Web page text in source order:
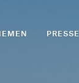
PRESSE